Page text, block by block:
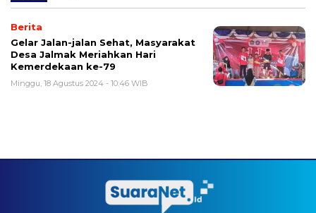
Berita
Gelar Jalan-jalan Sehat, Masyarakat
Desa Jalmak Meriahkan Hari
Kemerdekaan ke-79
Minggu, 18 Agustus 2024 - 10:46 WIB